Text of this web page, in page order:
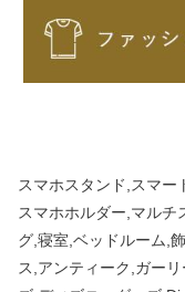
スマホスタンド,スマー
スマホホルダー,マルチ
グ,寝室,ベッドルーム,
ス,アンティーク,ガー